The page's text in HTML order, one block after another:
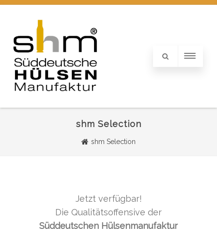
shm Selection
shm Selection
Jetzt verfügbar!
Die Qualitätsoffensive der
Süddeutschen Hülsenmanufaktur